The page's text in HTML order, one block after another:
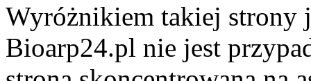
Wyróżnikiem takiej strony
Bioarp24.pl nie jest